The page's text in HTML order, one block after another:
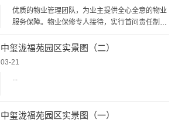
优质的物业管理团队，为业主提供全心全意的物业
服务保障。物业保修专人接待，实行首问责任制，
中玺泷福苑园区实景图（二）
03-21
...
中玺泷福苑园区实景图（一）